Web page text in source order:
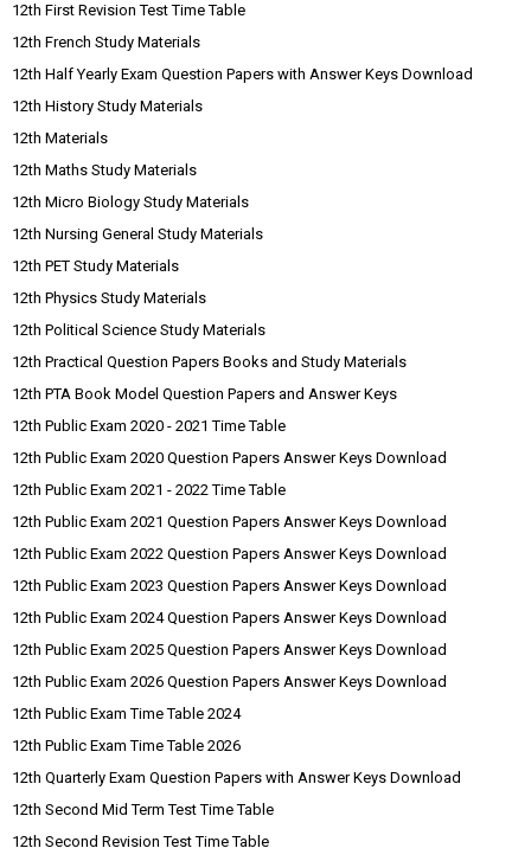
12th First Revision Test Time Table
12th French Study Materials
12th Half Yearly Exam Question Papers with Answer Keys Download
12th History Study Materials
12th Materials
12th Maths Study Materials
12th Micro Biology Study Materials
12th Nursing General Study Materials
12th PET Study Materials
12th Physics Study Materials
12th Political Science Study Materials
12th Practical Question Papers Books and Study Materials
12th PTA Book Model Question Papers and Answer Keys
12th Public Exam 2020 - 2021 Time Table
12th Public Exam 2020 Question Papers Answer Keys Download
12th Public Exam 2021 - 2022 Time Table
12th Public Exam 2021 Question Papers Answer Keys Download
12th Public Exam 2022 Question Papers Answer Keys Download
12th Public Exam 2023 Question Papers Answer Keys Download
12th Public Exam 2024 Question Papers Answer Keys Download
12th Public Exam 2025 Question Papers Answer Keys Download
12th Public Exam 2026 Question Papers Answer Keys Download
12th Public Exam Time Table 2024
12th Public Exam Time Table 2026
12th Quarterly Exam Question Papers with Answer Keys Download
12th Second Mid Term Test Time Table
12th Second Revision Test Time Table